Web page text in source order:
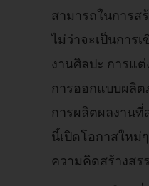
สามารถในการส
ไม่ว่าจะเป็นการ
งานศิลปะ การแ
การออกแบบผลิ
การผลิตผลงาน
นี้เปิดโอกาสใหม่
ความคิดสร้างสร